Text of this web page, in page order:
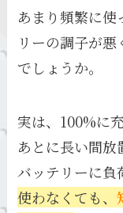
あまり頻繁に使
リーの調子が
でしょうか。
実は、100%に
あとに長い間
バッテリーに負
使わなくても、